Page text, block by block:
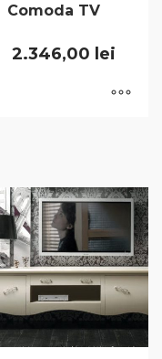
Comoda TV
2.346,00 lei